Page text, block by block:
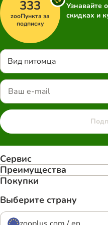
333
zooПункта за
подписку
Узнавайте
скидках и
Вид питомца
Сервис
Преимуществa
Покупки
Выберите страну